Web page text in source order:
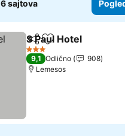
6 sajtova
Deli Dodati u favorite
S Paul Hotel
3 Zvezdice
9,1 Odlično
908
Lemesos